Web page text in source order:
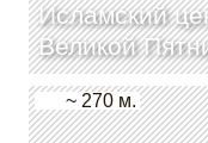
Исламский
Великой
~ 270 м.